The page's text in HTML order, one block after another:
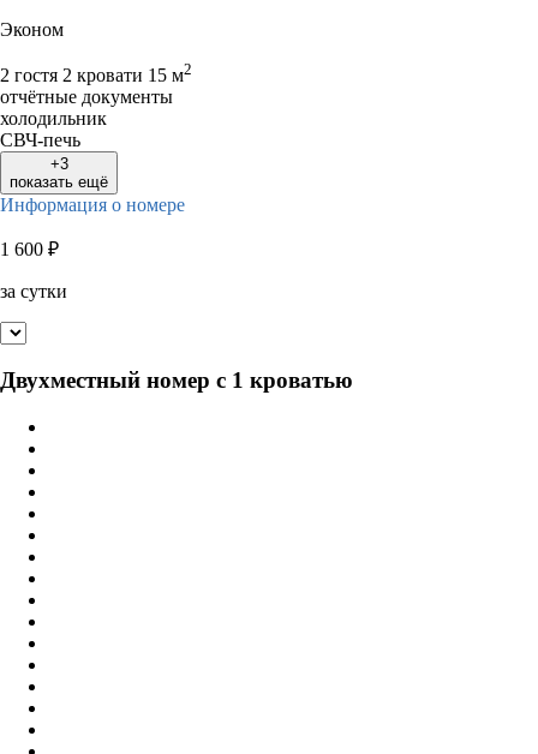
Эконом
2 гостя 2 кровати 15 м2
отчётные документы
холодильник
СВЧ-печь
+3
показать ещё
Информация о номере
1 600 ₽
за сутки
Двухместный номер с 1 кроватью